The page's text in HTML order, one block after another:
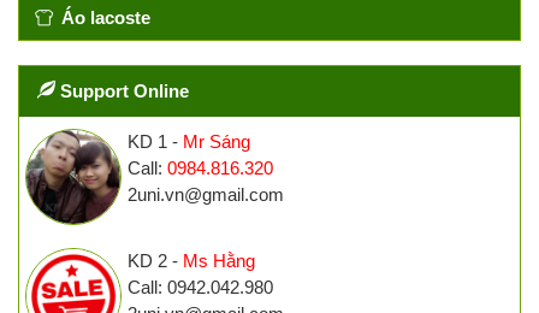
Áo lacoste
Support Online
KD 1 - Mr Sáng
Call: 0984.816.320
2uni.vn@gmail.com
KD 2 - Ms Hằng
Call: 0942.042.980